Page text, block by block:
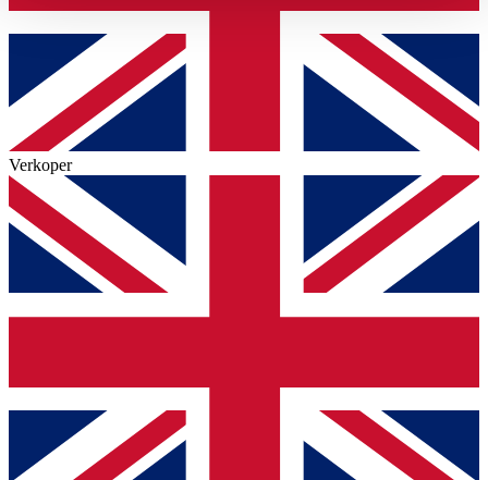
haben oder die sie im Rahmen Ihrer Nutzung der Dienste
gesammelt haben.Datenschutzerklärung
Verkoper